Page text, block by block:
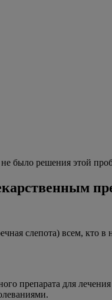
было решения этой
слепота) всем, кто в
препарата для